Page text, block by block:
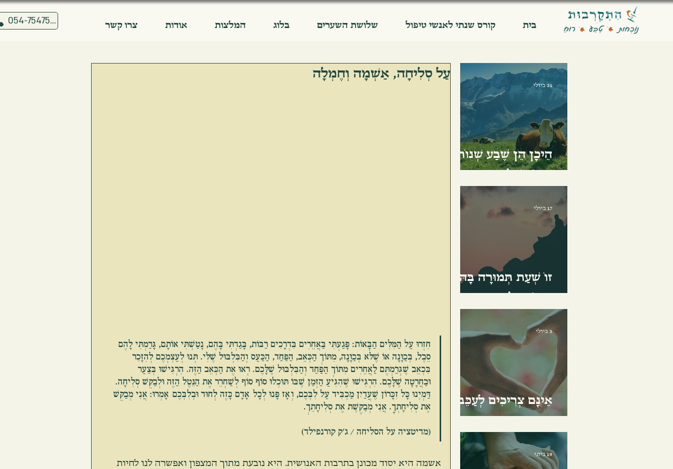
בית קורס שנתי לאנשי טיפול שלושת השערים בלוג המלצות אודות צרו קשר 054-7547515
עַל סְלִיחָה, אַשְׁמָה וְחֶמְלָה
חִזְרוּ עַל הַמִּלִּים הַבָּאוֹת: פָּגַעְתִּי בַּאֲחֵרִים בִּדְרָכִים רַבּוֹת, בָּגַדְתִּי בָּהֶם, נָטַשְׁתִּי אוֹתָם, גָּרַמְתִּי לָהֶם
סֵבֶל, בְּכַוָּנָה אוֹ שֶׁלֹּא בְּכַוָּנָה, מִתּוֹךְ הַכְּאֵב, הַפַּחַד, הַכַּעַס וְהַבִּלְבּוּל שֶׁלִּי. תְּנוּ לְעַצְמְכֶם לְהִזָּכֵר
בִּכְאֵב שֶׁגְּרַמְתֶּם לַאֲחֵרִים מִתּוֹךְ הַפַּחַד וְהַבִּלְבּוּל שֶׁלָּכֶם. רְאוּ אֶת הַכְּאֵב הַזֶּה. הִרְגִּישׁוּ בְּצַעַר
וּבַחֲרָטָה שֶׁלָּכֶם. הִרְגִּישׁוּ שֶׁהִגִּיעַ הַזְּמַן שֶׁבּוֹ תּוּכְלוּ סוֹף סוֹף לְשַׁחְרֵר אֶת הַנֵּטֶל הַזֶּה וּלְבַקֵּשׁ סְלִיחָה.
דַּמְיְנוּ כָּל זִכָּרוֹן שֶׁעֲדַיִן מַכְבִּיד עַל לִבְּכֶם, וְאָז פָּנוּ לְכָל אָדָם כָּזֶה לְחוּד וּבְלִבְּכֶם אָמְרוּ: אֲנִי מְבַקֵּשׁ
אֶת סְלִיחָתְךָ. אֲנִי מְבַקֶּשֶׁת אֶת סְלִיחָתֵךְ.
(מדיטציה על הסליחה / ג'ק קורנפילד)
אשמה היא יסוד מכונן בתרבות האנושית. היא נובעת מתוך המצפון ואפשרה לנו לחיות
הֵיכָן הֵן שֶׁבַע שְׁנוֹת
הַטּוֹב שֶׁלִּי
31 ביולי
זוֹ שְׁעַת תְּמוּרָה בָּהּ
נַעֲמֹד אִלְמִים
17 ביולי
אֵינָם צְרִיכִים לְעַכֵּב
אַהֲבָה
3 ביולי
19 ביוני